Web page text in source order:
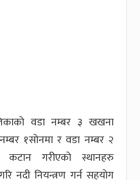
वडा नम्बर ३ खखना
१साेनमा र वडा नम्बर २
गरीएकाे स्थानहरु
नदी नियन्त्रण गर्न सहयाेग